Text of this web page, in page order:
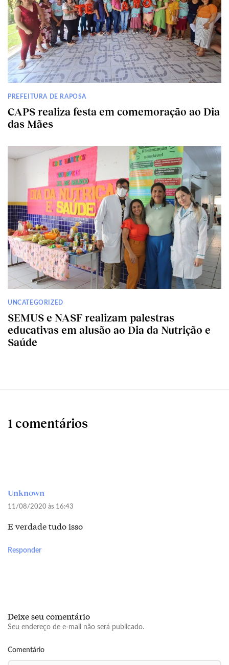
PREFEITURA DE RAPOSA
CAPS realiza festa em comemoração ao Dia
das Mães
UNCATEGORIZED
SEMUS e NASF realizam palestras
educativas em alusão ao Dia da Nutrição e
Saúde
1 comentários
Unknown
11/08/2020 às 16:43
E verdade tudo isso
Responder
Deixe seu comentário
Seu endereço de e-mail não será publicado.
Comentário